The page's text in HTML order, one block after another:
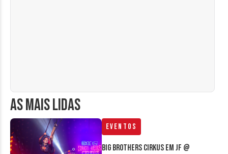
AS MAIS LIDAS
Eventos
Big Brothers Cirkus em JF @